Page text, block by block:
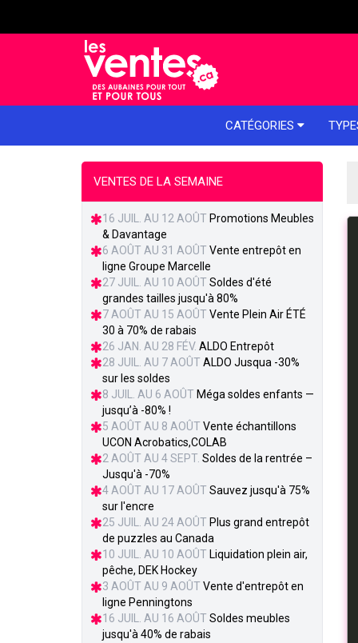
CATÉGORIES
VENTES DE LA SEMAINE
16 JUIL. AU 12 AOÛT Promotions Meubles
& Davantage
6 AOÛT AU 31 AOÛT Vente entrepôt en
ligne Groupe Marcelle
27 JUIL. AU 10 AOÛT Soldes d'été
grandes tailles jusqu'à 80%
7 AOÛT AU 15 AOÛT Vente Plein Air ÉTÉ
30 à 70% de rabais
26 JAN. AU 28 FÉV. ALDO Entrepôt
28 JUIL. AU 7 AOÛT ALDO Jusqua -30%
sur les soldes
8 JUIL. AU 6 AOÛT Méga soldes enfants —
jusqu’à -80% !
5 AOÛT AU 8 AOÛT Vente échantillons
UCON Acrobatics,COLAB
2 AOÛT AU 4 SEPT. Soldes de la rentrée –
Jusqu'à -70%
4 AOÛT AU 17 AOÛT Sauvez jusqu'à 75%
sur l'encre
25 JUIL. AU 24 AOÛT Plus grand entrepôt
de puzzles au Canada
10 JUIL. AU 10 AOÛT Liquidation plein air,
pêche, DEK Hockey
3 AOÛT AU 9 AOÛT Vente d'entrepôt en
ligne Penningtons
16 JUIL. AU 16 AOÛT Soldes meubles
jusqu'à 40% de rabais